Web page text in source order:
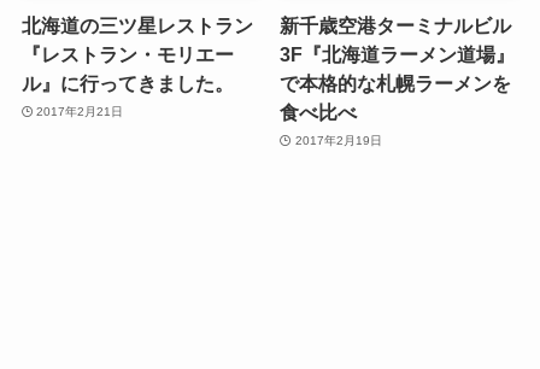
北海道の三ツ星レストラン
『レストラン・モリエー
ル』に行ってきました。
2017年2月21日
新千歳空港ターミナルビル
3F『北海道ラーメン道場』
で本格的な札幌ラーメンを
食べ比べ
2017年2月19日